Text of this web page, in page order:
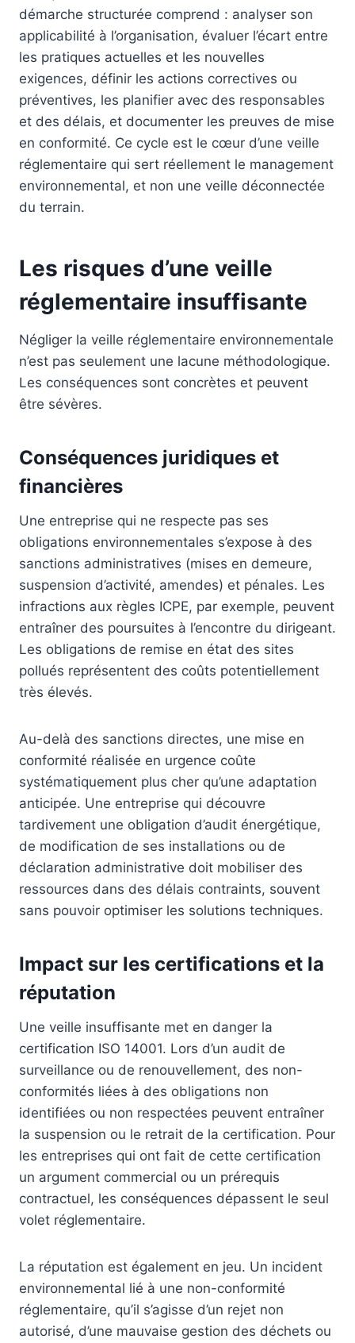
démarche structurée comprend : analyser son
applicabilité à l’organisation, évaluer l’écart entre
les pratiques actuelles et les nouvelles
exigences, définir les actions correctives ou
préventives, les planifier avec des responsables
et des délais, et documenter les preuves de mise
en conformité. Ce cycle est le cœur d’une veille
réglementaire qui sert réellement le management
environnemental, et non une veille déconnectée
du terrain.
Les risques d’une veille
réglementaire insuffisante
Négliger la veille réglementaire environnementale
n’est pas seulement une lacune méthodologique.
Les conséquences sont concrètes et peuvent
être sévères.
Conséquences juridiques et
financières
Une entreprise qui ne respecte pas ses
obligations environnementales s’expose à des
sanctions administratives (mises en demeure,
suspension d’activité, amendes) et pénales. Les
infractions aux règles ICPE, par exemple, peuvent
entraîner des poursuites à l’encontre du dirigeant.
Les obligations de remise en état des sites
pollués représentent des coûts potentiellement
très élevés.
Au-delà des sanctions directes, une mise en
conformité réalisée en urgence coûte
systématiquement plus cher qu’une adaptation
anticipée. Une entreprise qui découvre
tardivement une obligation d’audit énergétique,
de modification de ses installations ou de
déclaration administrative doit mobiliser des
ressources dans des délais contraints, souvent
sans pouvoir optimiser les solutions techniques.
Impact sur les certifications et la
réputation
Une veille insuffisante met en danger la
certification ISO 14001. Lors d’un audit de
surveillance ou de renouvellement, des non-
conformités liées à des obligations non
identifiées ou non respectées peuvent entraîner
la suspension ou le retrait de la certification. Pour
les entreprises qui ont fait de cette certification
un argument commercial ou un prérequis
contractuel, les conséquences dépassent le seul
volet réglementaire.
La réputation est également en jeu. Un incident
environnemental lié à une non-conformité
réglementaire, qu’il s’agisse d’un rejet non
autorisé, d’une mauvaise gestion des déchets ou